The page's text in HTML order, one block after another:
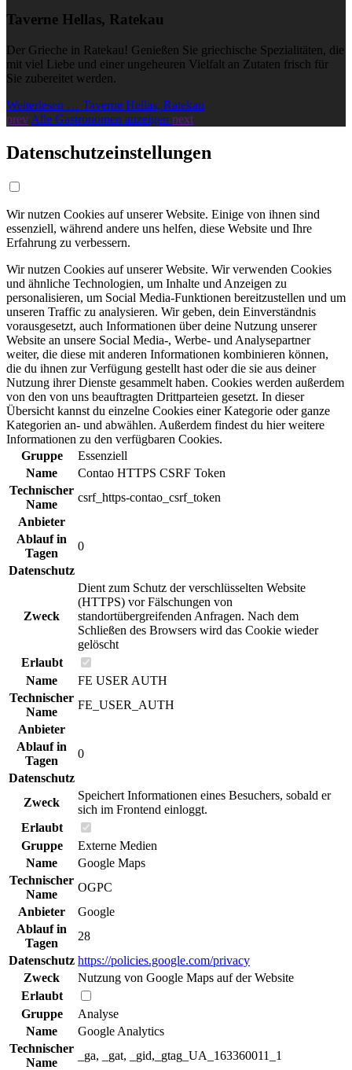
Taverne Hellas, Ratekau
Der Grieche in Ratekau! Genießen Sie griechische Spezialitäten, die
mit viel Liebe und einer ungeheuren Vielfalt an Zutaten frisch für
Sie zubereitet werden.
Weiterlesen … Taverne Hellas, Ratekau
prev Alle Gastronomen anzeigen next
Datenschutzeinstellungen
Wir nutzen Cookies auf unserer Website. Einige von ihnen sind
essenziell, während andere uns helfen, diese Website und Ihre
Erfahrung zu verbessern.
Wir nutzen Cookies auf unserer Website. Wir verwenden Cookies
und ähnliche Technologien, um Inhalte und Anzeigen zu
personalisieren, um Social Media-Funktionen bereitzustellen und um
unseren Traffic zu analysieren. Wir geben, dein Einverständnis
vorausgesetzt, auch Informationen über deine Nutzung unserer
Website an unsere Social Media-, Werbe- und Analysepartner
weiter, die diese mit anderen Informationen kombinieren können,
die du ihnen zur Verfügung gestellt hast oder die sie aus deiner
Nutzung ihrer Dienste gesammelt haben. Cookies werden außerdem
von den von uns beauftragten Drittparteien gesetzt. In dieser
Übersicht kannst du einzelne Cookies einer Kategorie oder ganze
Kategorien an- und abwählen. Außerdem findest du hier weitere
Informationen zu den verfügbaren Cookies.
Gruppe
Essenziell
Name
Contao HTTPS CSRF Token
Technischer
Name
csrf_https-contao_csrf_token
Anbieter
Ablauf in
Tagen
0
Datenschutz
Zweck
Dient zum Schutz der verschlüsselten Website
(HTTPS) vor Fälschungen von
standortübergreifenden Anfragen. Nach dem
Schließen des Browsers wird das Cookie wieder
gelöscht
Erlaubt
Name
FE USER AUTH
Technischer
Name
FE_USER_AUTH
Anbieter
Ablauf in
Tagen
0
Datenschutz
Zweck
Speichert Informationen eines Besuchers, sobald er
sich im Frontend einloggt.
Erlaubt
Gruppe
Externe Medien
Name
Google Maps
Technischer
Name
OGPC
Anbieter
Google
Ablauf in
Tagen
28
Datenschutz https://policies.google.com/privacy
Zweck
Nutzung von Google Maps auf der Website
Erlaubt
Gruppe
Analyse
Name
Google Analytics
Technischer
Name
_ga, _gat, _gid,_gtag_UA_163360011_1